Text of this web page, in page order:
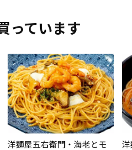
っています
洋麺屋五右衛門・海老とモ
洋